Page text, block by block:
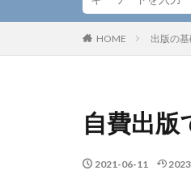
HOME 出版の
自費出
2021-06-11